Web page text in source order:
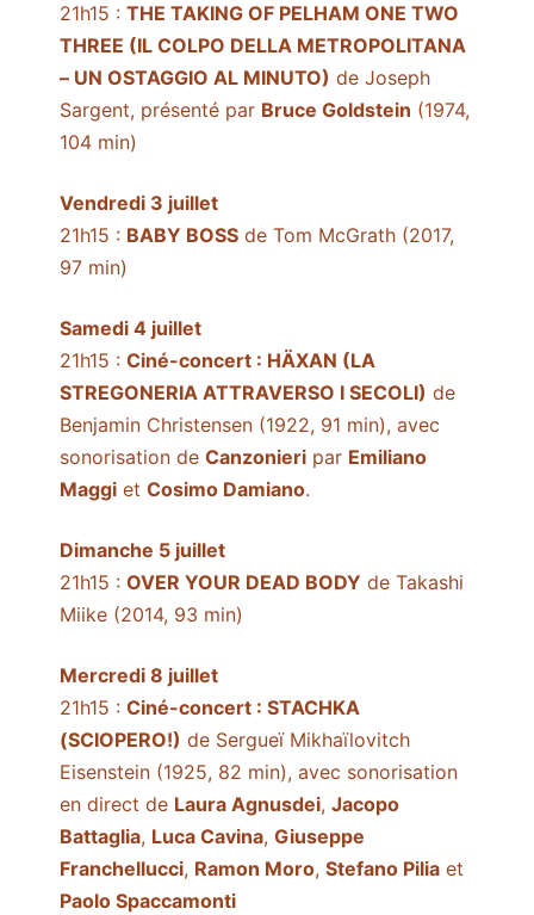
21h15 : THE TAKING OF PELHAM ONE TWO
THREE (IL COLPO DELLA METROPOLITANA
– UN OSTAGGIO AL MINUTO) de Joseph
Sargent, présenté par Bruce Goldstein (1974,
104 min)
Vendredi 3 juillet
21h15 : BABY BOSS de Tom McGrath (2017,
97 min)
Samedi 4 juillet
21h15 : Ciné-concert : HÄXAN (LA
STREGONERIA ATTRAVERSO I SECOLI) de
Benjamin Christensen (1922, 91 min), avec
sonorisation de Canzonieri par Emiliano
Maggi et Cosimo Damiano.
Dimanche 5 juillet
21h15 : OVER YOUR DEAD BODY de Takashi
Miike (2014, 93 min)
Mercredi 8 juillet
21h15 : Ciné-concert : STACHKA
(SCIOPERO!) de Sergueï Mikhaïlovitch
Eisenstein (1925, 82 min), avec sonorisation
en direct de Laura Agnusdei, Jacopo
Battaglia, Luca Cavina, Giuseppe
Franchellucci, Ramon Moro, Stefano Pilia et
Paolo Spaccamonti